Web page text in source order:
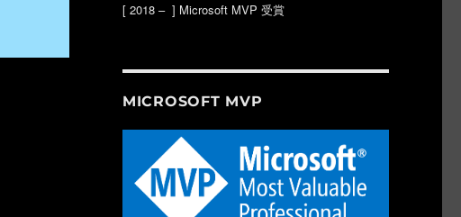
[ 2018 – ] Microsoft MVP 受賞
MICROSOFT MVP